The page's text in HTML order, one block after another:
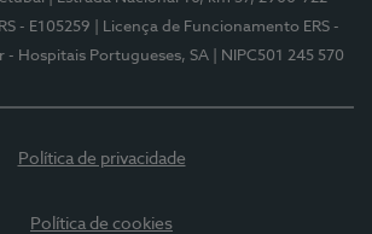
- E105259
| Licença de Funcionamento ERS -
- Hospitais Portugueses, SA | NIPC501 245 570
Política de privacidade
Política de cookies